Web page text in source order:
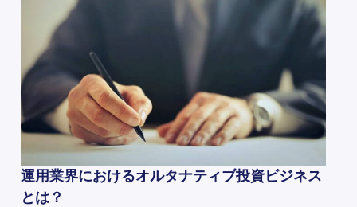
運用業界におけるオルタナティブ投資ビジネス
とは？